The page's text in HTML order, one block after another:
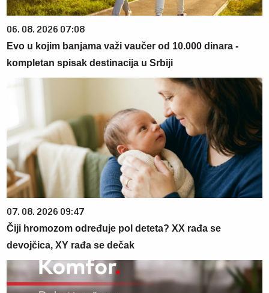
06. 08. 2026 07:08
Evo u kojim banjama važi vaučer od 10.000 dinara -
kompletan spisak destinacija u Srbiji
07. 08. 2026 09:47
Čiji hromozom određuje pol deteta? XX rađa se
devojčica, XY rađa se dečak